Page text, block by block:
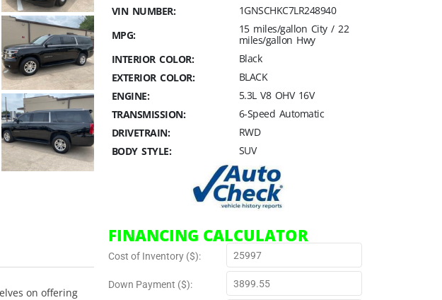
on offering
VIN NUMBER:
1GNSCHKC7LR248940
MPG:
15 miles/gallon City / 22
miles/gallon Hwy
INTERIOR COLOR:
Black
EXTERIOR COLOR:
BLACK
ENGINE:
5.3L V8 OHV 16V
TRANSMISSION:
6-Speed Automatic
DRIVETRAIN:
RWD
BODY STYLE:
SUV
FINANCING CALCULATOR
Cost of Inventory ($):
Down Payment ($):